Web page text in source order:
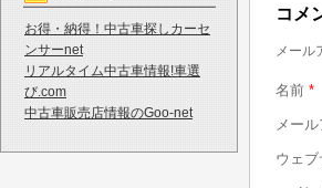
お得・納得！中古車探しカーセ
ンサーnet
リアルタイム中古車情報!車選
び.com
中古車販売店情報のGoo-net
コメ
メール
名前 *
メー
ウェブ